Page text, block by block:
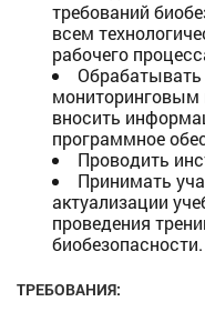
требований
всем
рабочего
мониторинговым
вносить
программное
Проводить
Принимать
актуализации
проведения
биобезопасности.
ТРЕБОВАНИЯ: